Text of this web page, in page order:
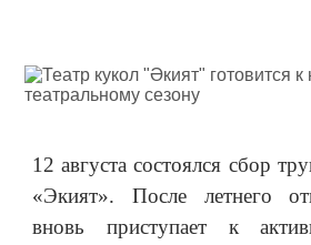
12 августа состоялся сбор
«Экият». После летнего
вновь приступает к